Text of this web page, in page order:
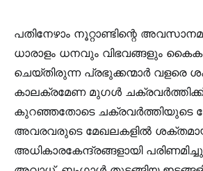
പതിനേഴാം നൂറ്റാണ്ടിന്റെ
ധാരാളം ധനവും വിഭവങ്ങളും
ചെയ്തിരുന്ന പ്രഭുക്കന്മാർ വളരെ
കാലക്രമേണ മുഗൾ
കുറഞ്ഞതോടെ ചക്രവർത്തിയുടെ
അവരവരുടെ മേഖലകളിൽ
അധികാരകേന്ദ്രങ്ങളായി